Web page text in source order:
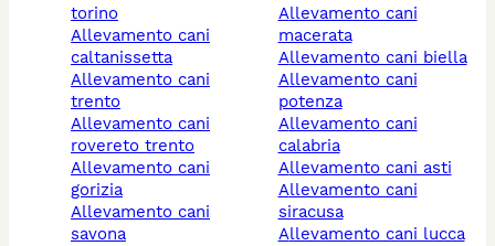
torino
allevamento cani
caltanissetta
allevamento cani
trento
allevamento cani
rovereto trento
allevamento cani
gorizia
allevamento cani
savona
allevamento cani
macerata
allevamento cani biella
allevamento cani
potenza
allevamento cani
calabria
allevamento cani asti
allevamento cani
siracusa
allevamento cani lucca